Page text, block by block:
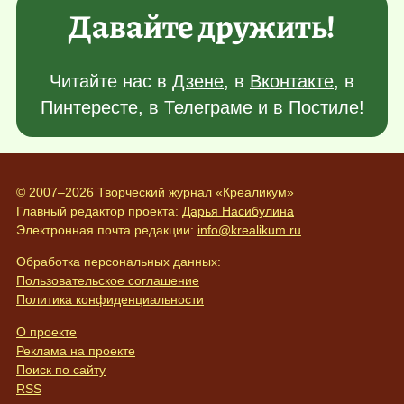
Давайте дружить!
Читайте нас в Дзене, в Вконтакте, в
Пинтересте, в Телеграмеи в Постиле!
© 2007–2026 Творческий журнал «Креаликум»
Главный редактор проекта: Дарья Насибулина
Электронная почта редакции: info@krealikum.ru
Обработка персональных данных:
Пользовательское соглашение
Политика конфиденциальности
О проекте
Реклама на проекте
Поиск по сайту
RSS